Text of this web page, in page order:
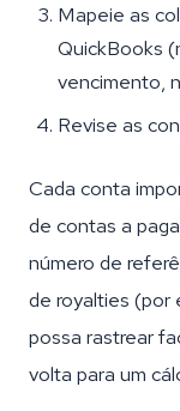
Mapeie as
QuickBooks
vencimento,
Revise as
Cada conta
de contas a
número de
de royalties (por
possa rastrear
volta para um